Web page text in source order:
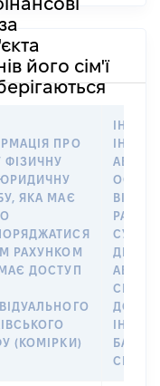
його сім'ї
ПРО
ФІЗИЧНУ
ЯКА МАЄ
РАХУНКОМ
ДОСТУП
(КОМІРКИ)
ІНШУ
АБО
АБО
СІМ’Ї
СЕЙФУ